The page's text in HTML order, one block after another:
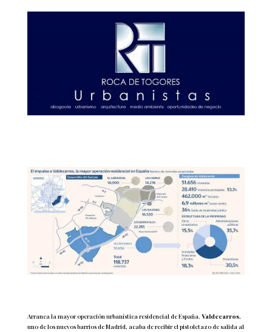
Arranca la mayor operación urbanística residencial de España. Valdecarros,
uno de los nuevos barrios de Madrid, acaba de recibir el pistoletazo de salida al